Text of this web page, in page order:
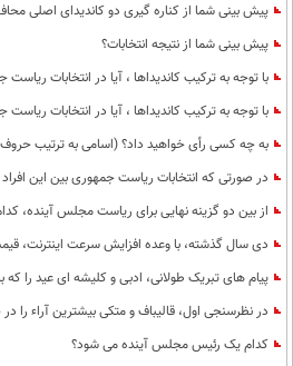
پیش بینی شما از کناره گیری دو کاندیدای اصلی
پیش بینی شما از نتیجه انتخابات؟
با توجه به ترکیب کاندیداها ، آیا در انتخابات
با توجه به ترکیب کاندیداها ، آیا در انتخابات
به چه کسی رأی خواهید داد؟ (اسامی به ترتیب حروف
در صورتی که انتخابات ریاست جمهوری بین این
از بین دو گزینه نهایی برای ریاست مجلس آینده،
دی سال گذشته، با وعده افزایش سرعت اینترنت، قیمت آن را 34 درصد افزایش دادند. منصفانه از تجربه خودتان درباره وضعیت سرعت
پیام های تبریک طولانی، ادبی و کلیشه ای عید را
در نظرسنجی اول، قالیباف و متکی بیشترین آراء
کدام یک رئیس مجلس آینده می شود؟